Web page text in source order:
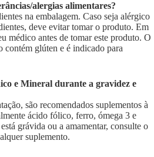
alergias alimentares?
na embalagem. Caso seja alérgico
deve evitar tomar o produto. Em
médico antes de tomar este produto. O
glúten e é indicado para
e Mineral durante a gravidez e
são recomendados suplementos à
ácido fólico, ferro, ómega 3 e
grávida ou a amamentar, consulte o
suplemento.